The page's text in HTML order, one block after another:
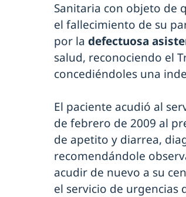
Sanitaria con objeto de
el fallecimiento de su
por la defectuosa
salud, reconociendo el
concediéndoles una
El paciente acudió al
de febrero de 2009 al
de apetito y diarrea,
recomendándole
acudir de nuevo a su
el servicio de